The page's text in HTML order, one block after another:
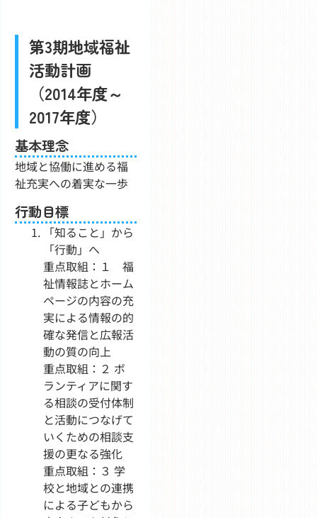
第3期地域福祉
活動計画
（2014年度～
2017年度）
基本理念
地域と協働に進める福
祉充実への着実な一歩
行動目標
「知ること」から
「行動」へ
重点取組：１ 福
祉情報誌とホーム
ページの内容の充
実による情報の的
確な発信と広報活
動の質の向上
重点取組：２ ボ
ランティアに関す
る相談の受付体制
と活動につなげて
いくための相談支
援の更なる強化
重点取組：３ 学
校と地域との連携
による子どもから